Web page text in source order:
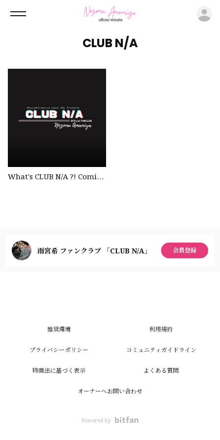
CLUB N/A
What's CLUB N/A ?! Coming soon...
雨宮希 ファンクラブ 「CLUB N/A」 会員登録
推奨環境 利用規約
プライバシーポリシー コミュニティガイドライン
特商法に基づく表示 よくある質問
オーナーへお問い合わせ
Powered by